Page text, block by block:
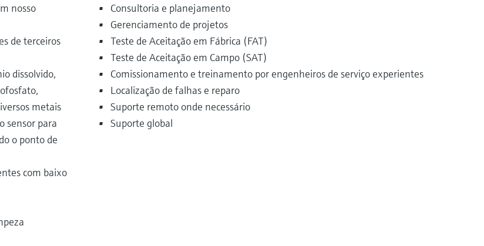
nosso
de terceiros
dissolvido,
metais
sensor para
o ponto de
com baixo
Consultoria e planejamento
Gerenciamento de projetos
Teste de Aceitação em Fábrica (FAT)
Teste de Aceitação em Campo (SAT)
Comissionamento e treinamento por engenheiros de serviço experientes
Localização de falhas e reparo
Suporte remoto onde necessário
Suporte global